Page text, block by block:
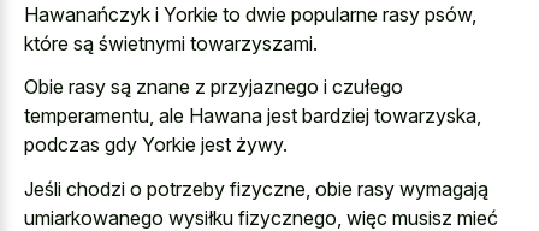
Hawanańczyk i Yorkie to dwie popularne rasy psów,
które są świetnymi towarzyszami.
Obie rasy są znane z przyjaznego i czułego
temperamentu, ale Hawana jest bardziej towarzyska,
podczas gdy Yorkie jest żywy.
Jeśli chodzi o potrzeby fizyczne, obie rasy wymagają
umiarkowanego wysiłku fizycznego, więc musisz mieć